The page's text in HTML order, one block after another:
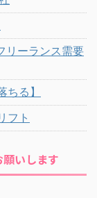
リーランス需要
る】
フト
いします